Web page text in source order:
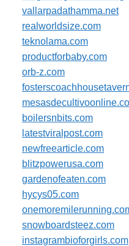
vallarpadathamma.net
realworldsize.com
teknolama.com
productforbaby.com
orb-z.com
boilersnbits.com
latestviralpost.com
newfreearticle.com
blitzpowerusa.com
gardenofeaten.com
hycys05.com
snowboardsteez.com
instagrambioforgirls.com